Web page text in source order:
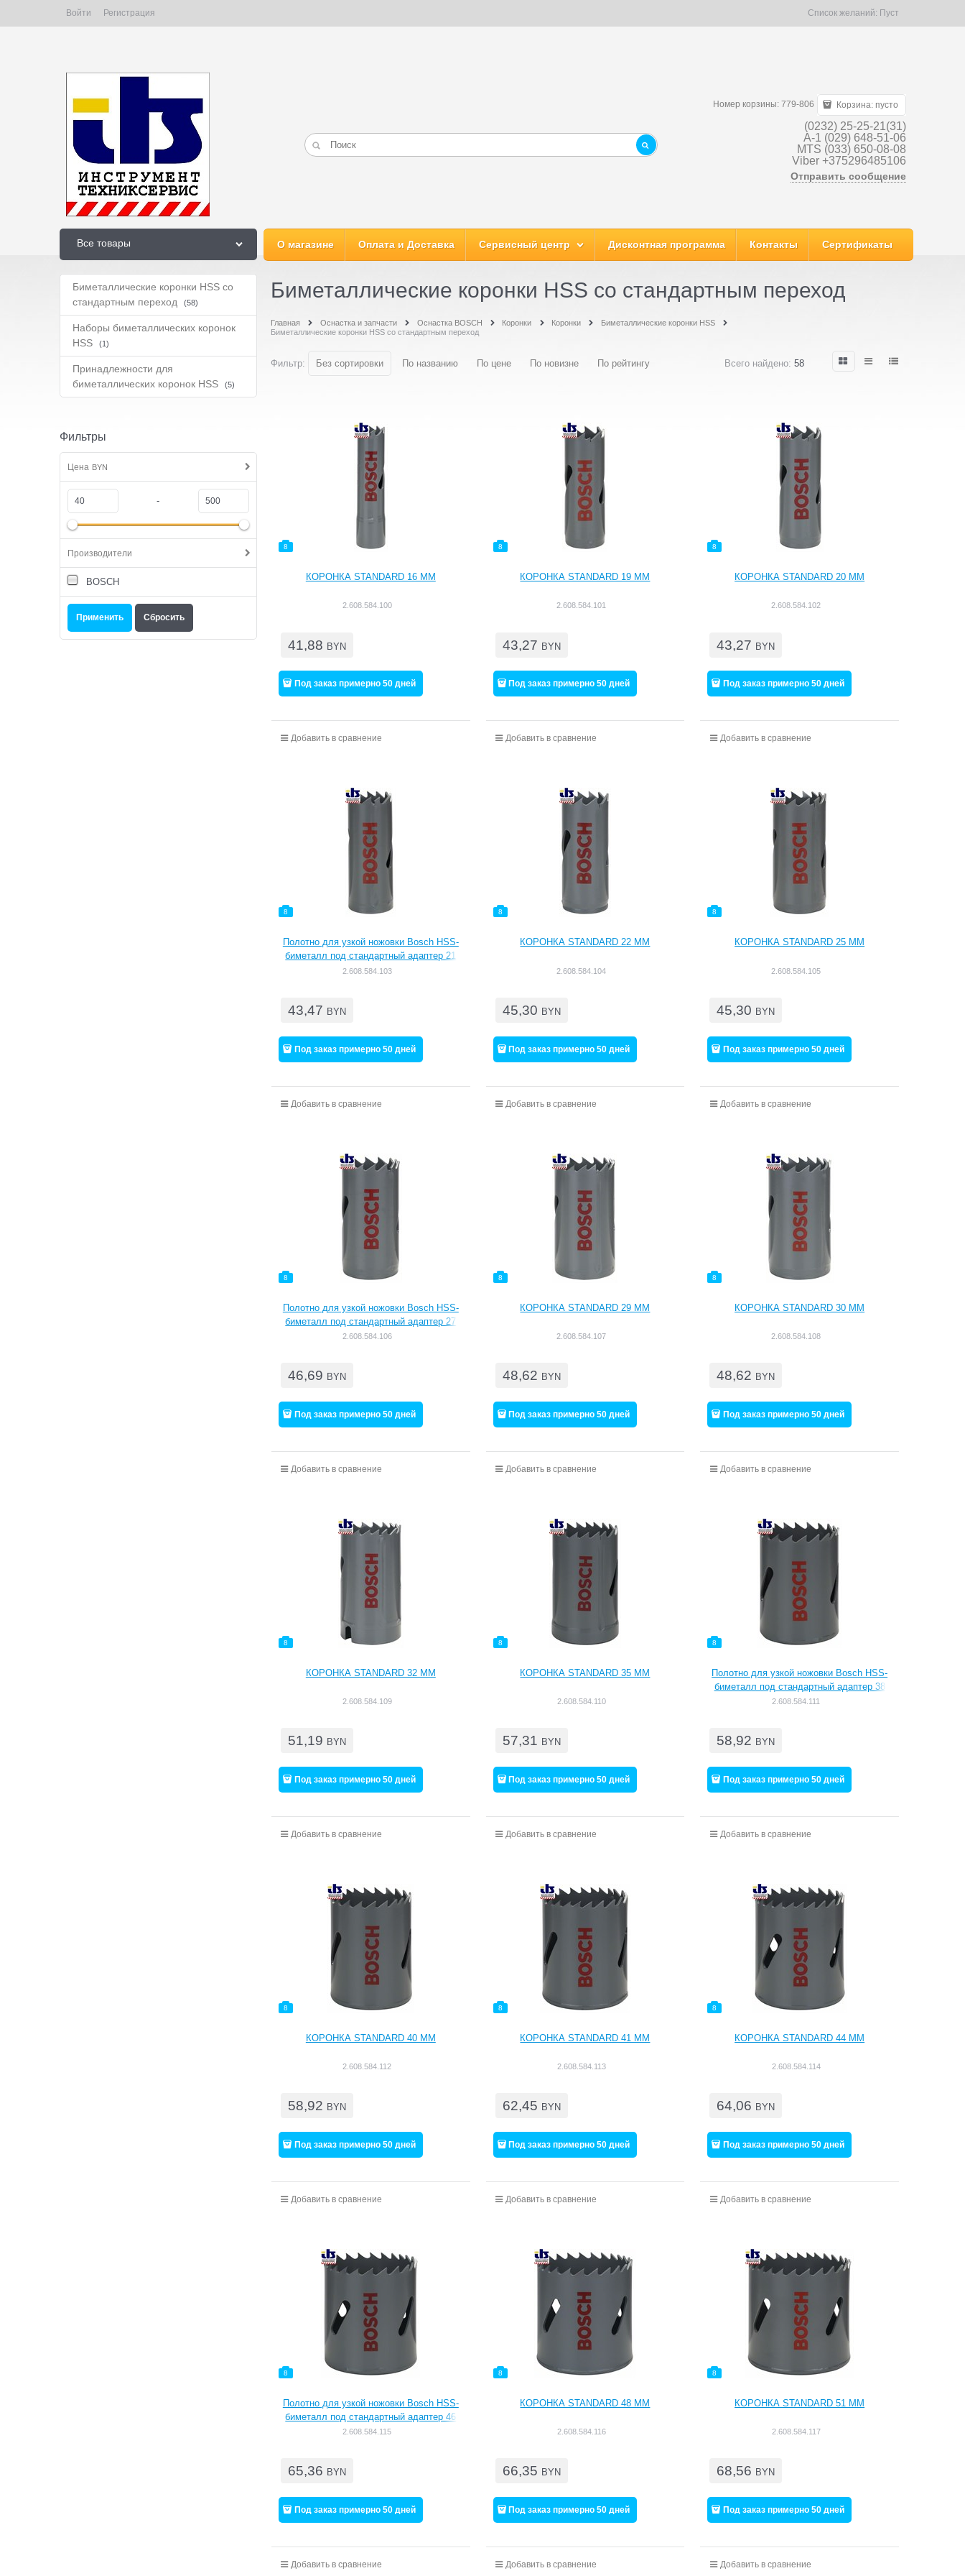
Войти Регистрация Список желаний: Пуст
Номер корзины: 779-806 Корзина: пусто
(0232) 25-25-21(31)
A-1 (029) 648-51-06
MTS (033) 650-08-08
Viber +375296485106
Отправить сообщение
Все товары О магазине Оплата и Доставка Сервисный центр Дисконтная программа Контакты Сертификаты
Биметаллические коронки HSS со
стандартным переход
(58)
Наборы биметаллических коронок
HSS
(1)
Принадлежности для
биметаллических коронок HSS
(5)
Фильтры
Цена BYN
-
Производители
BOSCH
Биметаллические коронки HSS со стандартным переход
Главная Оснастка и запчасти Оснастка BOSCH Коронки Коронки
Биметаллические коронки HSS
Биметаллические коронки HSS со стандартным переход
Фильтр: Без сортировки По названию По цене По новизне По рейтингу Всего найдено: 58
8
КОРОНКА STANDARD 16 ММ
2.608.584.100
41,88 BYN
Под заказ примерно 50 дней
Добавить в сравнение
8
КОРОНКА STANDARD 19 ММ
2.608.584.101
43,27 BYN
Под заказ примерно 50 дней
Добавить в сравнение
8
КОРОНКА STANDARD 20 ММ
2.608.584.102
43,27 BYN
Под заказ примерно 50 дней
Добавить в сравнение
8
Полотно для узкой ножовки Bosch HSS-
биметалл под стандартный адаптер 21
mm, 13/16" [2608584103]
2.608.584.103
43,47 BYN
Под заказ примерно 50 дней
Добавить в сравнение
8
КОРОНКА STANDARD 22 ММ
2.608.584.104
45,30 BYN
Под заказ примерно 50 дней
Добавить в сравнение
8
КОРОНКА STANDARD 25 ММ
2.608.584.105
45,30 BYN
Под заказ примерно 50 дней
Добавить в сравнение
8
Полотно для узкой ножовки Bosch HSS-
биметалл под стандартный адаптер 27
mm, 1 1/16" [2608584106]
2.608.584.106
46,69 BYN
Под заказ примерно 50 дней
Добавить в сравнение
8
КОРОНКА STANDARD 29 ММ
2.608.584.107
48,62 BYN
Под заказ примерно 50 дней
Добавить в сравнение
8
КОРОНКА STANDARD 30 ММ
2.608.584.108
48,62 BYN
Под заказ примерно 50 дней
Добавить в сравнение
8
КОРОНКА STANDARD 32 ММ
2.608.584.109
51,19 BYN
Под заказ примерно 50 дней
Добавить в сравнение
8
КОРОНКА STANDARD 35 ММ
2.608.584.110
57,31 BYN
Под заказ примерно 50 дней
Добавить в сравнение
8
Полотно для узкой ножовки Bosch HSS-
биметалл под стандартный адаптер 38
mm, 1 1/2" [2608584111]
2.608.584.111
58,92 BYN
Под заказ примерно 50 дней
Добавить в сравнение
8
КОРОНКА STANDARD 40 ММ
2.608.584.112
58,92 BYN
Под заказ примерно 50 дней
Добавить в сравнение
8
КОРОНКА STANDARD 41 ММ
2.608.584.113
62,45 BYN
Под заказ примерно 50 дней
Добавить в сравнение
8
КОРОНКА STANDARD 44 ММ
2.608.584.114
64,06 BYN
Под заказ примерно 50 дней
Добавить в сравнение
8
Полотно для узкой ножовки Bosch HSS-
биметалл под стандартный адаптер 46
mm, 1 13/16" [2608584115]
2.608.584.115
65,36 BYN
Под заказ примерно 50 дней
Добавить в сравнение
8
КОРОНКА STANDARD 48 ММ
2.608.584.116
66,35 BYN
Под заказ примерно 50 дней
Добавить в сравнение
8
КОРОНКА STANDARD 51 ММ
2.608.584.117
68,56 BYN
Под заказ примерно 50 дней
Добавить в сравнение